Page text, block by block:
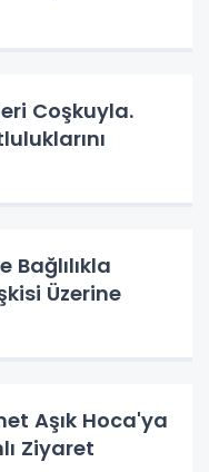
Coşkuyla.
Bağlılıkla
Üzerine
Aşık Hoca'ya
Ziyaret